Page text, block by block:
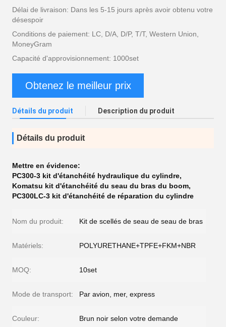
Délai de livraison: Dans les 5-15 jours après avoir obtenu votre
désespoir
Conditions de paiement: LC, D/A, D/P, T/T, Western Union,
MoneyGram
Capacité d'approvisionnement: 1000set
Obtenez le meilleur prix
Détails du produit Description du produit
Détails du produit
Mettre en évidence:
PC300-3 kit d'étanchéité hydraulique du cylindre,
Komatsu kit d'étanchéité du seau du bras du boom,
PC300LC-3 kit d'étanchéité de réparation du cylindre
Nom du produit: Kit de scellés de seau de seau de bras
Matériels: POLYURETHANE+TPFE+FKM+NBR
MOQ: 10set
Mode de transport: Par avion, mer, express
Couleur: Brun noir selon votre demande